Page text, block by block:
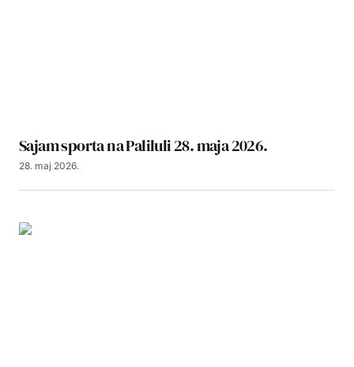
Sajam sporta na Paliluli 28. maja 2026.
28. maj 2026.